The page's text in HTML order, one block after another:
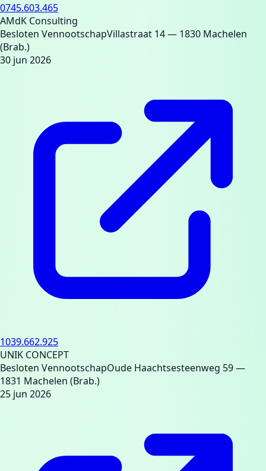
0745.603.465
AMdK Consulting
Besloten VennootschapVillastraat 14— 1830 Machelen
(Brab.)
30 jun 2026
1039.662.925
UNIK CONCEPT
Besloten VennootschapOude Haachtsesteenweg 59—
1831 Machelen (Brab.)
25 jun 2026